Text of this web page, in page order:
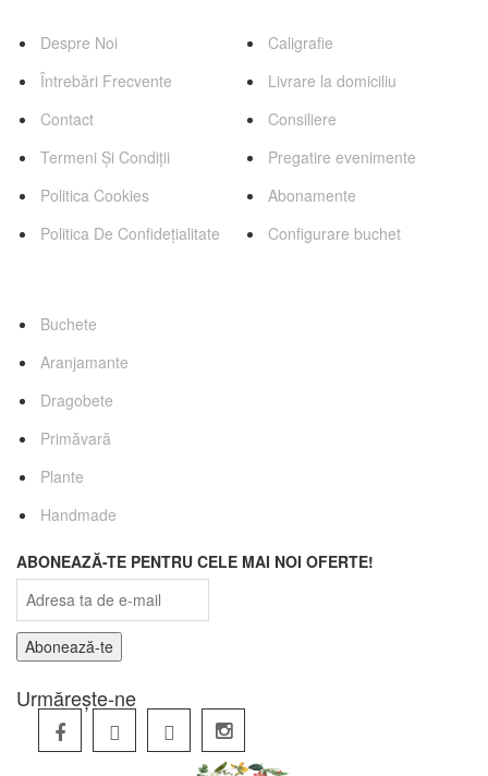
Despre Noi
Întrebări Frecvente
Contact
Termeni Și Condiții
Politica Cookies
Politica De Confidețialitate
Caligrafie
Livrare la domiciliu
Consiliere
Pregatire evenimente
Abonamente
Configurare buchet
Buchete
Aranjamante
Dragobete
Primăvară
Plante
Handmade
ABONEAZĂ-TE PENTRU CELE MAI NOI OFERTE!
Urmărește-ne